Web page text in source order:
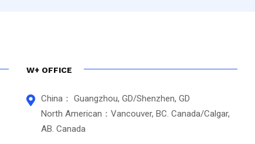
W+ OFFICE
China： Guangzhou, GD/Shenzhen, GD
North American：Vancouver, BC. Canada/Calgar,
AB. Canada